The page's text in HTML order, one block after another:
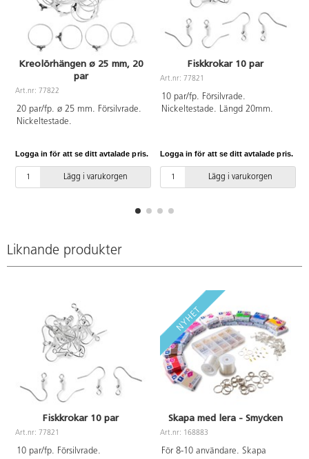
Kreolörhängen ø 25 mm, 20
par
Art.nr: 77822
20 par/fp. ø 25 mm. Försilvrade.
Nickeltestade.
Logga in för att se ditt avtalade pris.
Lägg i varukorgen
Fiskkrokar 10 par
Art.nr: 77821
10 par/fp. Försilvrade.
Nickeltestade. Längd 20mm.
Logga in för att se ditt avtalade pris.
Lägg i varukorgen
Liknande produkter
Fiskkrokar 10 par
Art.nr: 77821
10 par/fp. Försilvrade.
Skapa med lera - Smycken
Art.nr: 168883
För 8-10 användare. Skapa